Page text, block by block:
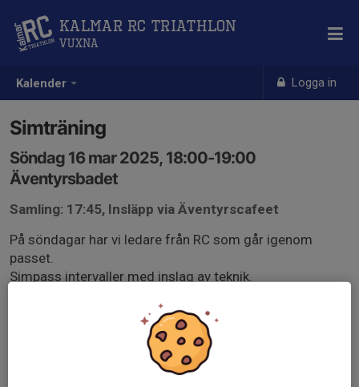
Kalender Logga in
Kalmar RC Triathlon
Vuxna
Simträning
Söndag 16 mar 2025, 18:00-19:00
Äventyrsbadet
Samling: 17:45, Insläpp via Äventyrscafeet
På söndagar har vi ledare från RC som går igenom
passet.
Simpass intervaller med inslag av teknik.
de som startar med teknikbanan)
2 banor nybörjare/teknik i 30 min (de som simmar på
dessa banor går över till de andra banorna efter 30 min